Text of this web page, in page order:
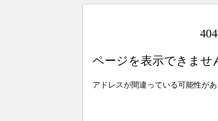
ページを表示できませ
アドレスが間違っている可能性が